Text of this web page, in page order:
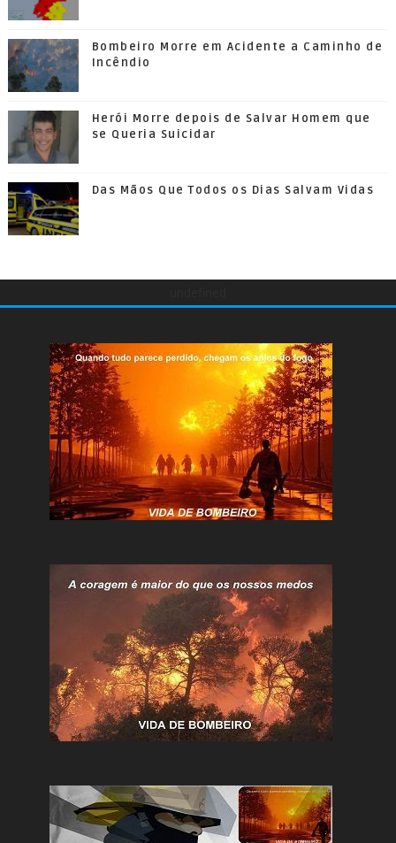
Bombeiro Morre em Acidente a Caminho de
Incêndio
Herói Morre depois de Salvar Homem que
se Queria Suicidar
Das Mãos Que Todos os Dias Salvam Vidas